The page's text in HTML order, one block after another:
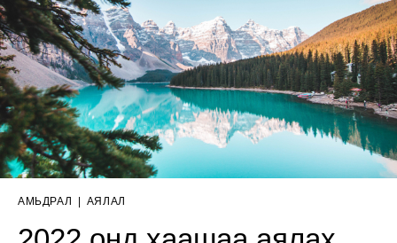
АМЬДРАЛ АЯЛАЛ